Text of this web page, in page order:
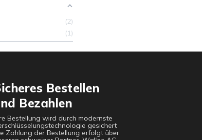
2
1
Bestellen
Bezahlen
Bestellung wird durch modernste
gesichert
Zahlung der Bestellung erfolgt über